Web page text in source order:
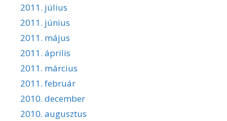
2011. július
2011. június
2011. május
2011. április
2011. március
2011. február
2010. december
2010. augusztus